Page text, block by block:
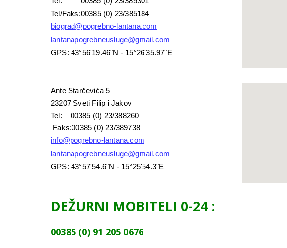
Tel/Faks:00385 (0) 23/385184
biograd@pogrebno-lantana.com
lantanapogrebneusluge@gmail.com
GPS: 43°56'19.46"N - 15°26'35.97"E
Ante Starčevića 5
23207 Sveti Filip i Jakov
Tel: 00385 (0) 23/388260
Faks:00385 (0) 23/389738
info@pogrebno-lantana.com
lantanapogrebneusluge@gmail.com
GPS: 43°57'54.6"N - 15°25'54.3"E
DEŽURNI MOBITELI 0-24 :
00385 (0) 91 205 0676